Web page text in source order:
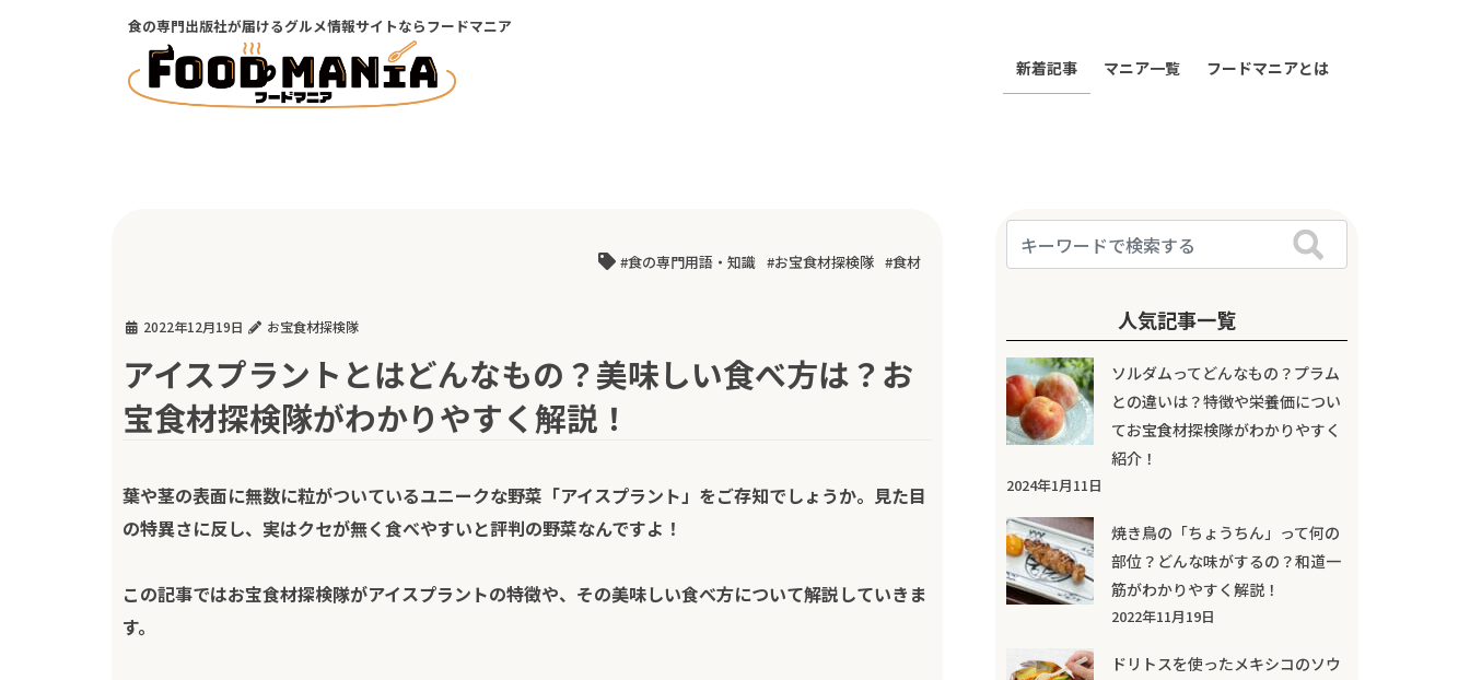
食の専門出版社が届けるグルメ情報サイトならフードマニア
新着記事 マニア一覧 フードマニアとは
食の専門用語・知識 お宝食材探検隊 食材
2022年12月19日 お宝食材探検隊
アイスプラントとはどんなもの？美味しい食べ方は？お
宝食材探検隊がわかりやすく解説！
葉や茎の表面に無数に粒がついているユニークな野菜「アイスプラント」をご存知でしょうか。見た目
の特異さに反し、実はクセが無く食べやすいと評判の野菜なんですよ！
この記事ではお宝食材探検隊がアイスプラントの特徴や、その美味しい食べ方について解説していきま
す。
人気記事一覧
ソルダムってどんなもの？プラム
との違いは？特徴や栄養価につい
てお宝食材探検隊がわかりやすく
紹介！
2024年1月11日
焼き鳥の「ちょうちん」って何の
部位？どんな味がするの？和道一
筋がわかりやすく解説！
2022年11月19日
ドリトスを使ったメキシコのソウ